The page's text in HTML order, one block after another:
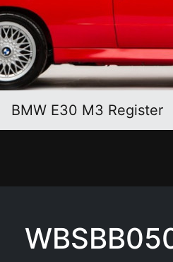
BMW E30 M3 Register